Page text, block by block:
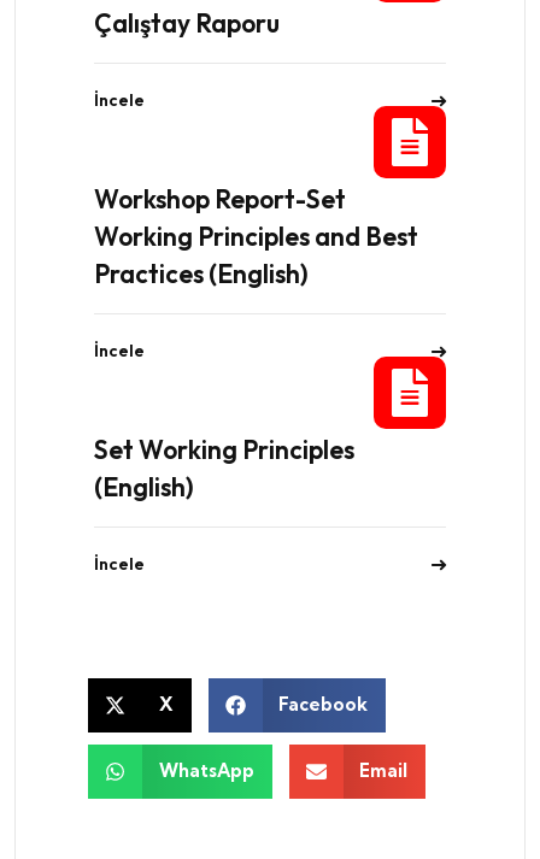
Çalıştay Raporu
İncele
Workshop Report-Set
Working Principles and Best
Practices (English)
İncele
Set Working Principles
(English)
İncele
X Facebook
WhatsApp Email